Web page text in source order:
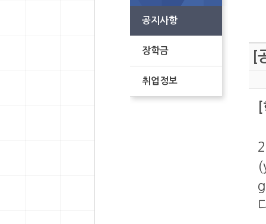
공지사항
장학금
취업정보
[